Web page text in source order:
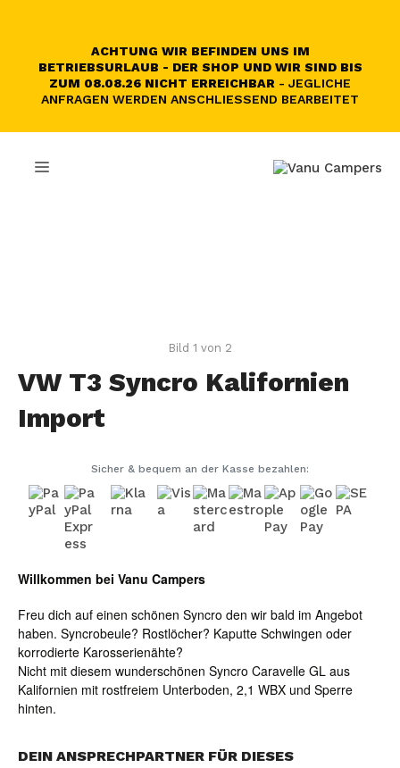
ACHTUNG WIR BEFINDEN UNS IM
BETRIEBSURLAUB - DER SHOP UND WIR SIND BIS
ZUM 08.08.26 NICHT ERREICHBAR - JEGLICHE
ANFRAGEN WERDEN ANSCHLIESSEND BEARBEITET
MENU
Bild 1 von 2
VW T3 Syncro Kalifornien
Import
Sicher & bequem an der Kasse bezahlen:
Willkommen bei Vanu Campers
Freu dich auf einen schönen Syncro den wir bald im Angebot
haben. Syncrobeule? Rostlöcher? Kaputte Schwingen oder
korrodierte Karosserienähte?
Nicht mit diesem wunderschönen Syncro Caravelle GL aus
Kalifornien mit rostfreiem Unterboden, 2,1 WBX und Sperre
hinten.
DEIN ANSPRECHPARTNER FÜR DIESES